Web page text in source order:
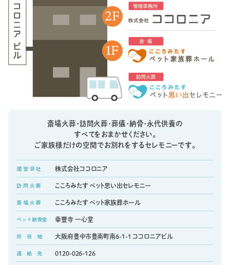
斎場火葬・訪問火葬・葬儀・納骨・永代供養の
すべてをおまかせください。
ご家族様だけの空間でお別れをするセレモニーです。
運 営 会 社 株式会社ココロニア
訪 問 火 葬 こころみたす ペット思い出セレモニー
斎 場 火 葬 こころみたす ペット家族葬ホール
ペット納骨堂 幸豐寺 一心堂
所 在 地 大阪府豊中市豊南町南6-1-1 ココロニアビル
連 絡 先 0120-026-126